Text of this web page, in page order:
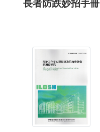
長者防跌妙招手冊